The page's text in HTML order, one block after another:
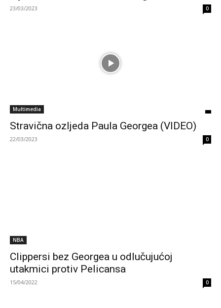
23/03/2023 0
Multimedia
Stravična ozljeda Paula Georgea (VIDEO)
22/03/2023 0
NBA
Clippersi bez Georgea u odlučujućoj
utakmici protiv Pelicansa
15/04/2022 0